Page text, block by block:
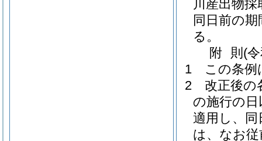
川産出物採
同日前の
る。
附 則 (
1
この条例
2
改正後の
の施行の
適用し、
は、なお